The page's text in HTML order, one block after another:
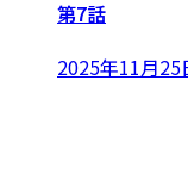
第7話
2025年11月25